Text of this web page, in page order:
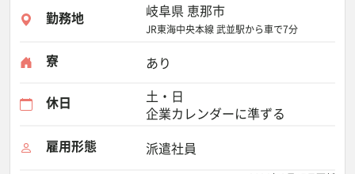
勤務地 岐阜県 恵那市
JR東海中央本線 武並駅から車で7分
寮 あり
休日
土・日
企業カレンダーに準ずる
雇用形態
派遣社員